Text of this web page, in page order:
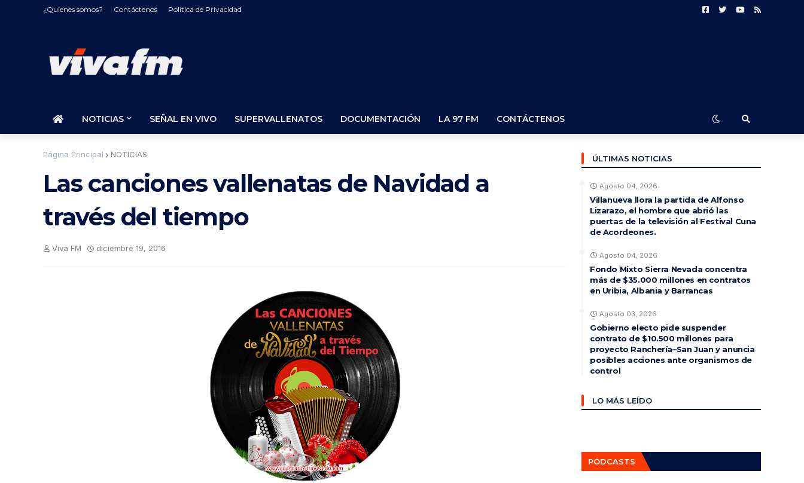
¿Quienes somos? Contáctenos Politica de Privacidad
NOTICIAS SEÑAL EN VIVO SUPERVALLENATOS DOCUMENTACIÓN LA 97 FM CONTÁCTENOS
Página Principal NOTICIAS
Las canciones vallenatas de Navidad a
través del tiempo
Viva FM diciembre 19, 2016
ÚLTIMAS NOTICIAS
Agosto 04, 2026
Villanueva llora la partida de Alfonso
Lizarazo, el hombre que abrió las
puertas de la televisión al Festival Cuna
de Acordeones.
Agosto 04, 2026
Fondo Mixto Sierra Nevada concentra
más de $35.000 millones en contratos
en Uribia, Albania y Barrancas
Agosto 03, 2026
Gobierno electo pide suspender
contrato de $10.500 millones para
proyecto Ranchería–San Juan y anuncia
posibles acciones ante organismos de
control
LO MÁS LEÍDO
PÓDCASTS